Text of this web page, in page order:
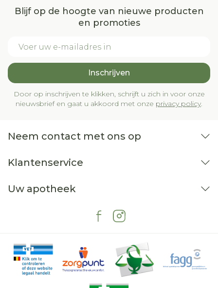
Blijf op de hoogte van nieuwe producten
en promoties
Inschrijven
Door op inschrijven te klikken, schrijft u zich in voor onze
nieuwsbrief en gaat u akkoord met onze privacy policy.
Neem contact met ons op
Klantenservice
Uw apotheek